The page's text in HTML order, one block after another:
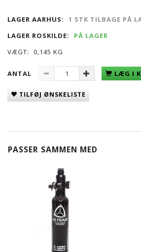
LAGER AARHUS:
1 STK TILBAGE PÅ
LAGER ROSKILDE:
PÅ LAGER
VÆGT:
0,145 KG
ANTAL LÆG I
TILFØJ ØNSKELISTE
PASSER SAMMEN MED